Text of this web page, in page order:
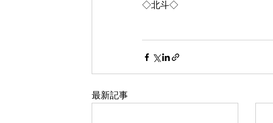
◇北斗◇
最新記事